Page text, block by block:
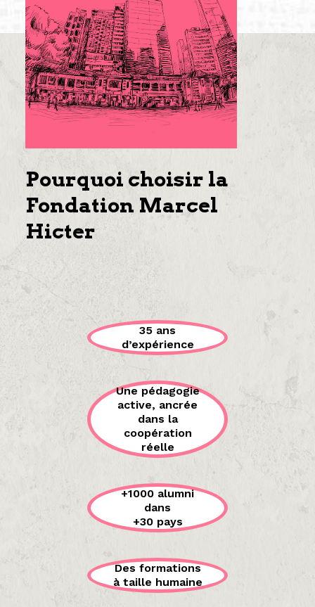
Pourquoi choisir la
Fondation Marcel
Hicter
35 ans
d’expérience
Une pédagogie
active, ancrée
dans la
coopération
réelle
+1000 alumni
dans
+30 pays
Des formations
à taille humaine